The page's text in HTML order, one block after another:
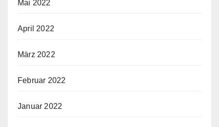
Mai 2022
April 2022
März 2022
Februar 2022
Januar 2022